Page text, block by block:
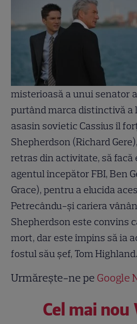
misterioasă a unui senator
purtând marca distinctivă a
asasin sovietic Cassius îl
Shepherdson (Richard
retras din activitate, să facă
agentul începător FBI, Ben
Grace), pentru a elucida
Petrecându-şi cariera
Shepherdson este convins
mort, dar este împins să ia
fostul său şef, Tom Highland.
Urmărește-ne pe Google
Cel mai nou